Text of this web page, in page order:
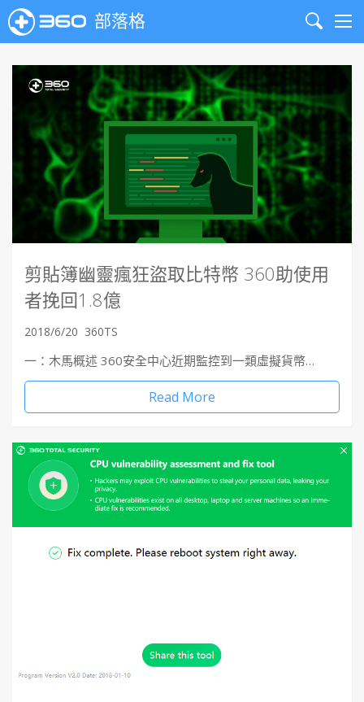
部落格
Search
剪貼簿幽靈瘋狂盜取比特幣 360助使用
者挽回1.8億
2018/6/20 360TS
一：木馬概述 360安全中心近期監控到一類虛擬貨幣…
Read More